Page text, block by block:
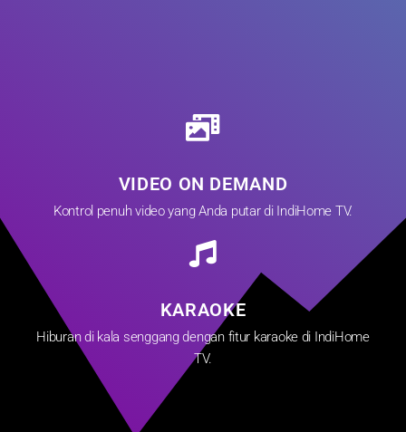
VIDEO ON DEMAND
Kontrol penuh video yang Anda putar di IndiHome TV.
KARAOKE
Hiburan di kala senggang dengan fitur karaoke di IndiHome
TV.